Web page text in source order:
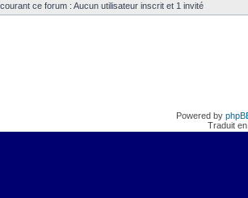
ce forum : Aucun utilisateur inscrit et 1 invité
Powered by
Traduit